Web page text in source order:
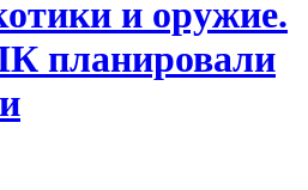
и оружие.
планировали